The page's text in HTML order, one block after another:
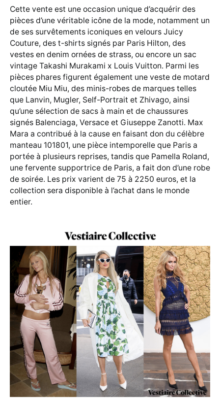
Cette vente est une occasion unique d’acquérir des
pièces d’une véritable icône de la mode, notamment un
de ses survêtements iconiques en velours Juicy
Couture, des t-shirts signés par Paris Hilton, des
vestes en denim ornées de strass, ou encore un sac
vintage Takashi Murakami x Louis Vuitton. Parmi les
pièces phares figurent également une veste de motard
cloutée Miu Miu, des minis-robes de marques telles
que Lanvin, Mugler, Self-Portrait et Zhivago, ainsi
qu’une sélection de sacs à main et de chaussures
signés Balenciaga, Versace et Giuseppe Zanotti. Max
Mara a contribué à la cause en faisant don du célèbre
manteau 101801, une pièce intemporelle que Paris a
portée à plusieurs reprises, tandis que Pamella Roland,
une fervente supportrice de Paris, a fait don d’une robe
de soirée. Les prix varient de 75 à 2250 euros, et la
collection sera disponible à l’achat dans le monde
entier.